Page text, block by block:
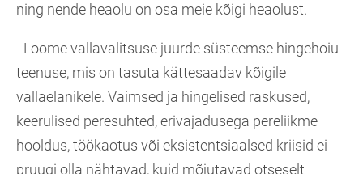
ning nende heaolu on osa meie kõigi heaolust.
- Loome vallavalitsuse juurde süsteemse hingehoiu
teenuse, mis on tasuta kättesaadav kõigile
vallaelanikele. Vaimsed ja hingelised raskused,
keerulised peresuhted, erivajadusega pereliikme
hooldus, töökaotus või eksistentsiaalsed kriisid ei
pruugi olla nähtavad, kuid mõjutavad otseselt